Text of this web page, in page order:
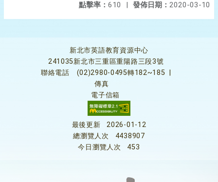
發佈日期： 2020-03-10
點擊率： 610 |
新北市英語教育資源中心
241035新北市三重區重陽路三段3號
聯絡電話
(02)2980-0495轉182~185
傳真
電子信箱
最後更新
2026-01-12
總瀏覽人次
4438907
今日瀏覽人次
453